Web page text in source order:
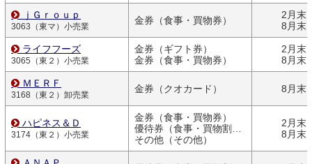
ｊＧｒｏｕｐ
3063（東マ）小売業
金券（食事・買物券）
2月末
8月末
ライフフーズ
3065（東２）小売業
金券（ギフト券）
金券（食事・買物券）
2月末
8月末
ＭＥＲＦ
3168（東２）卸売業
金券（クオカード） 8月末
ハピネス＆Ｄ
3174（東２）小売業
金券（食事・買物券）
優待券（食事・買物割引券）
その他（その他）
2月末
8月末